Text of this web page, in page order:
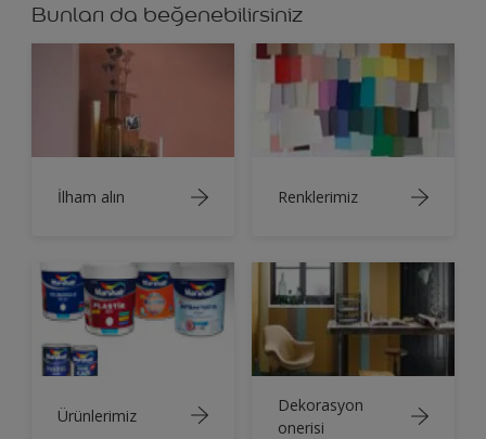
Bunları da beğenebilirsiniz
İlham alın Renklerimiz
Ürünlerimiz
Dekorasyon
onerisi